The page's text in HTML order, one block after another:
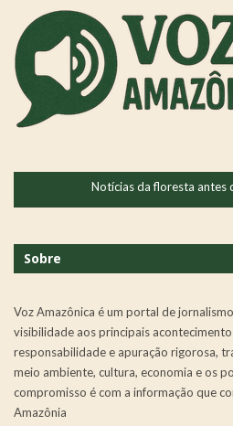
Notícias da floresta antes
Sobre
Voz Amazônica é um portal de
visibilidade aos principais
responsabilidade e apuração rigorosa,
meio ambiente, cultura, economia e os
compromisso é com a informação que
Amazônia